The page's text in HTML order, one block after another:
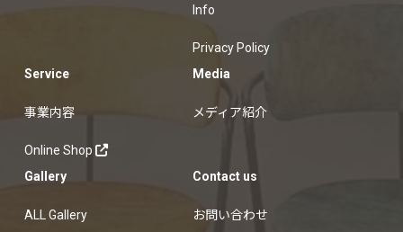
Info
Privacy Policy
Service
事業内容
Online Shop
Media
メディア紹介
Gallery
ALL Gallery
Contact us
お問い合わせ